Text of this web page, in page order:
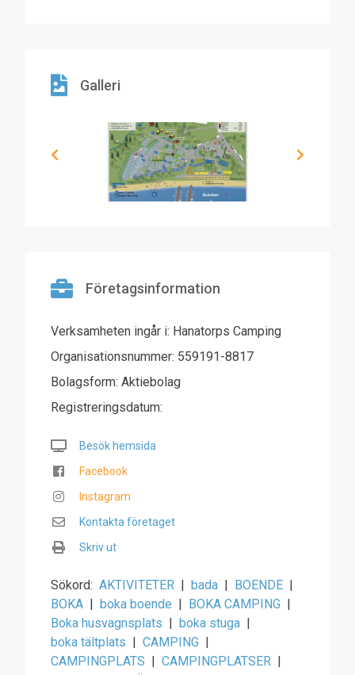
Galleri
Företagsinformation
Verksamheten ingår i: Hanatorps Camping
Organisationsnummer: 559191-8817
Bolagsform: Aktiebolag
Registreringsdatum:
Besök hemsida
Facebook
Instagram
Kontakta företaget
Skriv ut
Sökord: AKTIVITETER | bada | BOENDE |
BOKA | boka boende | BOKA CAMPING |
Boka husvagnsplats | boka stuga |
boka tältplats | CAMPING |
CAMPINGPLATS | CAMPINGPLATSER |